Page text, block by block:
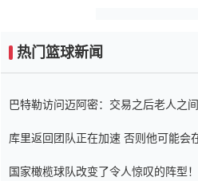
热门篮球新闻
巴特勒访问迈阿密：交易之后老人之间
库里返回团队正在加速 否则他可能会
起了人们的关注
国家橄榄球队改变了令人惊叹的阵型！